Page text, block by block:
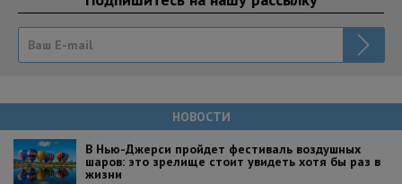
НОВОСТИ
В Нью-Джерси пройдет фестиваль воздушных
шаров: это зрелище стоит увидеть хотя бы раз в
жизни